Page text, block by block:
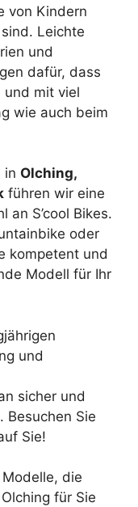
von Kindern
Leichte
und
dafür, dass
und mit viel
wie auch beim
in Olching,
führen wir eine
an S’cool Bikes.
oder
kompetent und
Modell für Ihr
und
sicher und
Sie
Sie!
Modelle, die
für Sie